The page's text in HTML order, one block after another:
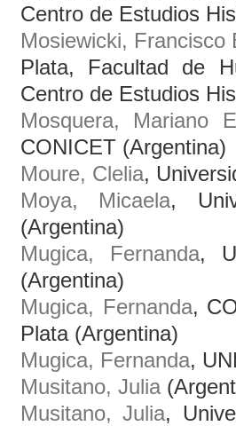
Centro de Estudios
Mosiewicki, Francisco
Plata, Facultad de
Centro de Estudios
Mosquera, Mariano
CONICET (Argentina)
Moure, Clelia,
Moya, Micaela,
(Argentina)
Mugica, Fernanda,
(Argentina)
Mugica, Fernanda,
Plata (Argentina)
Mugica, Fernanda,
Musitano, Julia
Musitano, Julia,